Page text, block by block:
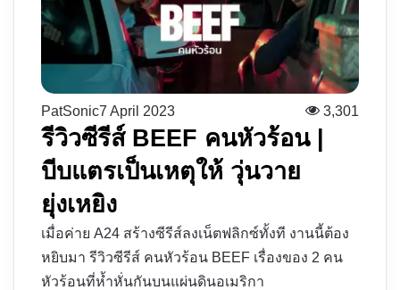
PatSonic7 April 2023 3,301
รีวิวซีรีส์ BEEF คนหัวร้อน |
บีบแตรเป็นเหตุให้ วุ่นวาย
ยุ่งเหยิง
เมื่อค่าย A24 สร้างซีรีส์ลงเน็ตฟลิกซ์ทั้งที งานนี้ต้อง
หยิบมา รีวิวซีรีส์ คนหัวร้อน BEEF เรื่องของ 2 คน
หัวร้อนที่ห้ำหั่นกันบนแผ่นดินอเมริกา